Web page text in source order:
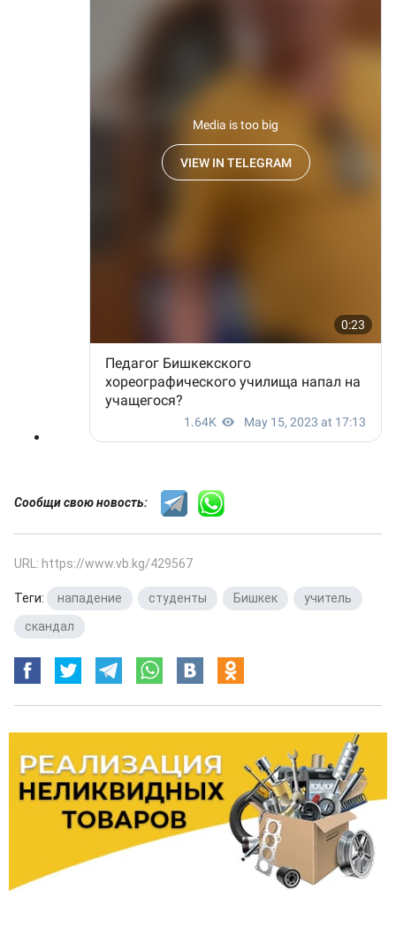
Сообщи свою новость:
URL: https://www.vb.kg/429567
Теги: нападение студенты Бишкек учитель
скандал